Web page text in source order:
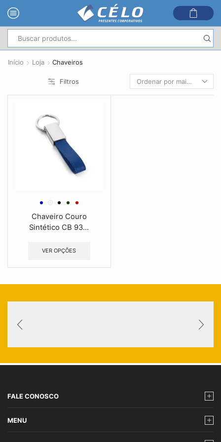
de
Início Loja Chaveiros
Filtros
Chaveiro Couro
Sintético CB 93...
VER OPÇÕES
FALE CONOSCO
MENU